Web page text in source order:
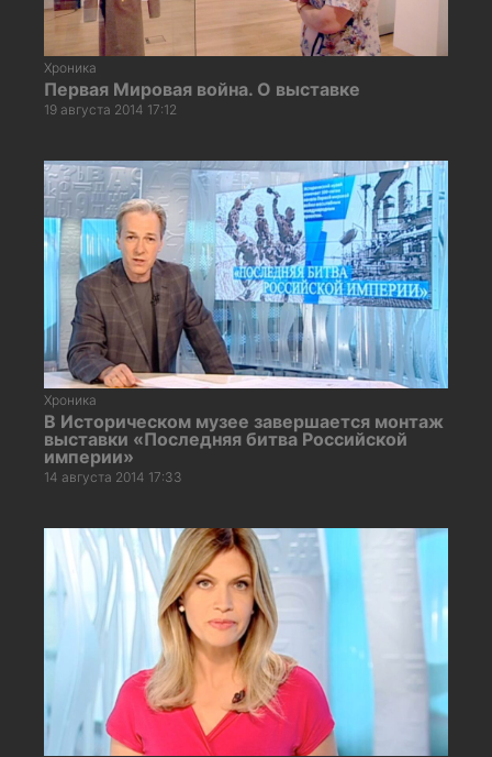
Хроника
Первая Мировая война. О выставке
19 августа 2014 17:12
Хроника
В Историческом музее завершается монтаж
выставки «Последняя битва Российской
империи»
14 августа 2014 17:33